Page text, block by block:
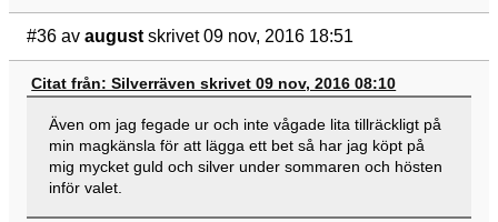
#36 av august skrivet 09 nov, 2016 18:51
Citat från: Silverräven skrivet 09 nov, 2016 08:10
Även om jag fegade ur och inte vågade lita tillräckligt på
min magkänsla för att lägga ett bet så har jag köpt på
mig mycket guld och silver under sommaren och hösten
inför valet.